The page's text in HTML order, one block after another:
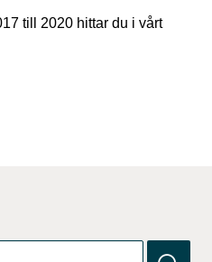
till 2020 hittar du i vårt
för att navigera